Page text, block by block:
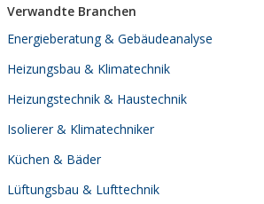
Verwandte Branchen
Energieberatung & Gebäudeanalyse
Heizungsbau & Klimatechnik
Heizungstechnik & Haustechnik
Isolierer & Klimatechniker
Küchen & Bäder
Lüftungsbau & Lufttechnik